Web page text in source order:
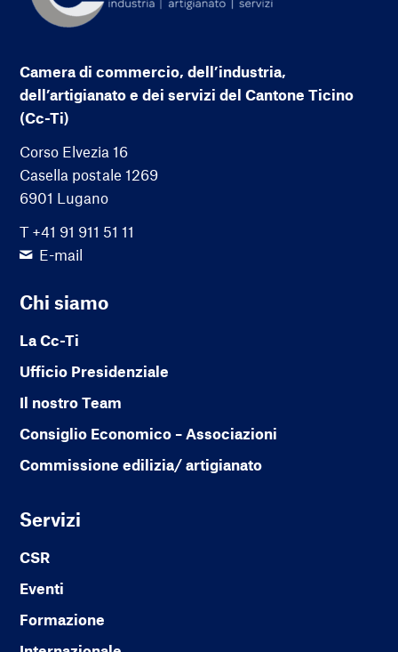
Camera di commercio, dell’industria,
dell’artigianato e dei servizi del Cantone Ticino
(Cc-Ti)
Corso Elvezia 16
Casella postale 1269
6901 Lugano
T +41 91 911 51 11
E-mail
Chi siamo
La Cc-Ti
Ufficio Presidenziale
Il nostro Team
Consiglio Economico – Associazioni
Commissione edilizia/ artigianato
Servizi
CSR
Eventi
Formazione